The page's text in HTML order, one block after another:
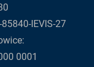
IEVIS-27
0001